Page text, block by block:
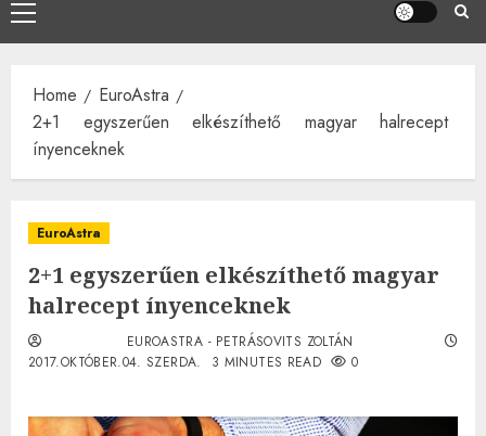
Primary
Menu
Home
EuroAstra
2+1 egyszerűen elkészíthető magyar halrecept
ínyenceknek
EuroAstra
2+1 egyszerűen elkészíthető magyar
halrecept ínyenceknek
EUROASTRA - PETRÁSOVITS ZOLTÁN
2017.OKTÓBER.04. SZERDA.
3 MINUTES READ 0